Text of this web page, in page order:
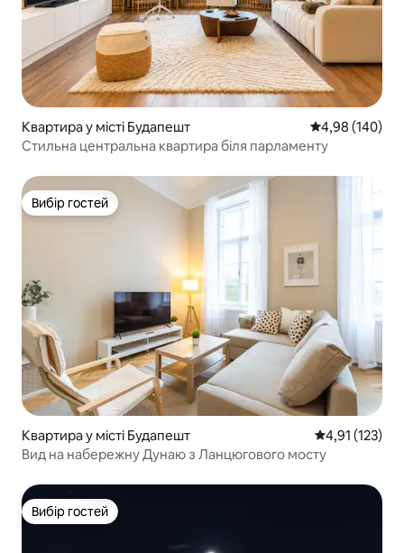
Квартира у місті Будапешт Середня
4,98 (140)
Стильна центральна квартира біля парламенту
Вибір гостей
Вибір гостей
Квартира у місті Будапешт Середня
4,91 (123)
Вид на набережну Дунаю з Ланцюгового мосту
Вибір гостей
Вибір гостей